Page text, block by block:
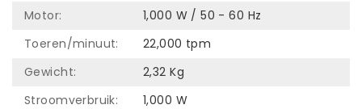
Motor:
1,000 W / 50 - 60 Hz
Toeren/minuut:
22,000 tpm
Gewicht:
2,32 Kg
Stroomverbruik:
1,000 W